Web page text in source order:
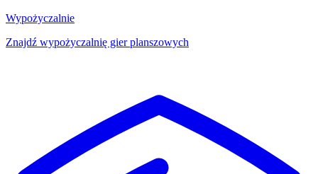
Wypożyczalnie
Znajdź wypożyczalnię gier planszowych